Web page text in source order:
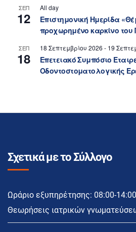
ΣΕΠ
12
All day
Επιστημονική Ημερίδα
προχωρημένο καρκίνο του
ΣΕΠ
18
18 Σεπτεμβρίου 2026 - 19
Επετειακό Συμπόσιο
Οδοντοστοματολογικής
Σχετικά με το Σύλλογο
Ωράριο εξυπηρέτησης: 08:00-14:00
Θεωρήσεις ιατρικών